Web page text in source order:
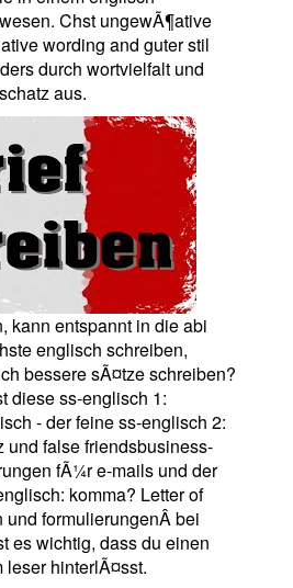
Chst ungewÃ¶ative
wording and guter stil
durch wortvielfalt und
aus.
kann entspannt in die abi
englisch schreiben,
bessere sÃ¤tze schreiben?
diese ss-englisch 1:
- der feine ss-englisch 2:
und false friendsbusiness-
fÃ¼r e-mails und der
komma? Letter of
formulierungenÂ bei
es wichtig, dass du einen
hinterlÃ¤sst.